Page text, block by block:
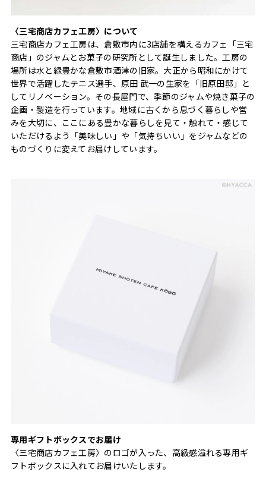
〈三宅商店カフェ工房〉について
三宅商店カフェ工房は、倉敷市内に3店舗を構えるカフェ「三宅
商店」のジャムとお菓子の研究所として誕生しました。工房の
場所は水と緑豊かな倉敷市酒津の旧家。大正から昭和にかけて
世界で活躍したテニス選手、原田 武一の生家を「旧原田邸」と
してリノベーション。その長屋門で、季節のジャムや焼き菓子の
企画・製造を行っています。地域に古くから息づく暮らしや営
みを大切に、ここにある豊かな暮らしを見て・触れて・感じて
いただけるよう「美味しい」や「気持ちいい」をジャムなどの
ものづくりに変えてお届けしています。
専用ギフトボックスでお届け
〈三宅商店カフェ工房〉のロゴが入った、高級感溢れる専用ギ
フトボックスに入れてお届けいたします。